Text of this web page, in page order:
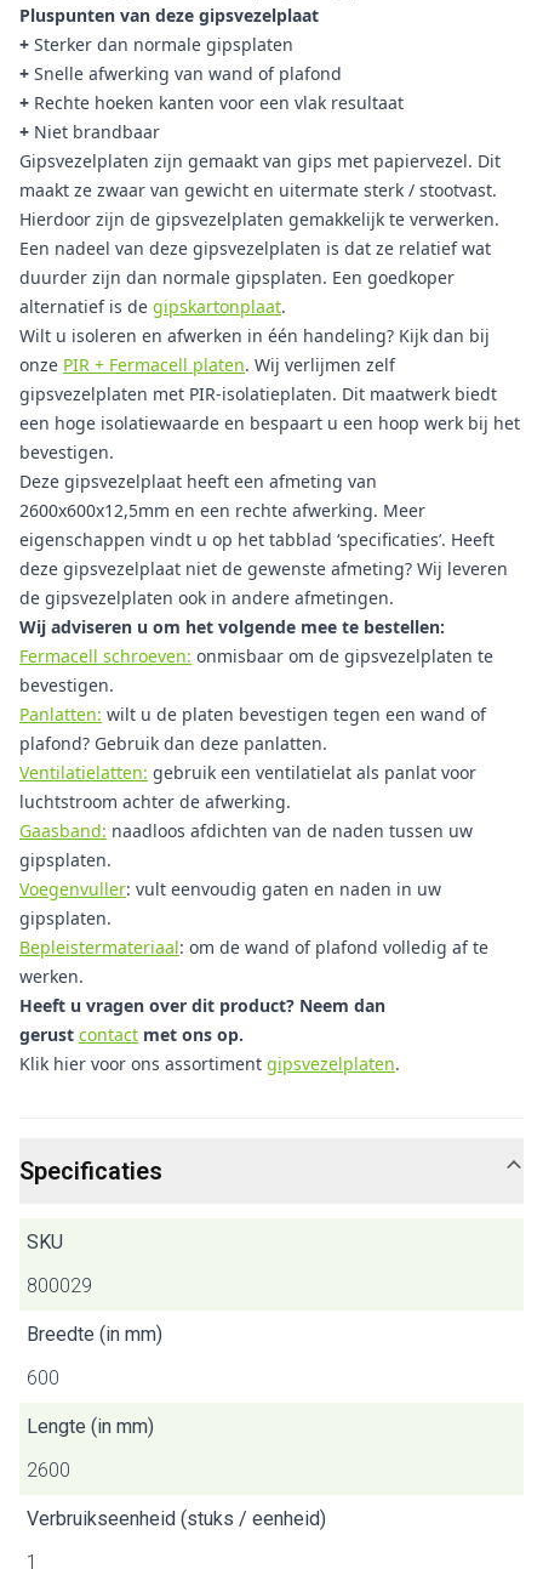
Pluspunten van deze gipsvezelplaat
+ Sterker dan normale gipsplaten
+ Snelle afwerking van wand of plafond
+ Rechte hoeken kanten voor een vlak resultaat
+ Niet brandbaar
Gipsvezelplaten zijn gemaakt van gips met papiervezel. Dit
maakt ze zwaar van gewicht en uitermate sterk / stootvast.
Hierdoor zijn de gipsvezelplaten gemakkelijk te verwerken.
Een nadeel van deze gipsvezelplaten is dat ze relatief wat
duurder zijn dan normale gipsplaten. Een goedkoper
alternatief is de gipskartonplaat.
Wilt u isoleren en afwerken in één handeling? Kijk dan bij
onze PIR + Fermacell platen. Wij verlijmen zelf
gipsvezelplaten met PIR-isolatieplaten. Dit maatwerk biedt
een hoge isolatiewaarde en bespaart u een hoop werk bij het
bevestigen.
Deze gipsvezelplaat heeft een afmeting van
2600x600x12,5mm en een rechte afwerking. Meer
eigenschappen vindt u op het tabblad ‘specificaties’. Heeft
deze gipsvezelplaat niet de gewenste afmeting? Wij leveren
de gipsvezelplaten ook in andere afmetingen.
Wij adviseren u om het volgende mee te bestellen:
Fermacell schroeven: onmisbaar om de gipsvezelplaten te
bevestigen.
Panlatten: wilt u de platen bevestigen tegen een wand of
plafond? Gebruik dan deze panlatten.
Ventilatielatten: gebruik een ventilatielat als panlat voor
luchtstroom achter de afwerking.
Gaasband: naadloos afdichten van de naden tussen uw
gipsplaten.
Voegenvuller: vult eenvoudig gaten en naden in uw
gipsplaten.
Bepleistermateriaal: om de wand of plafond volledig af te
werken.
Heeft u vragen over dit product? Neem dan
gerust contact met ons op.
Klik hier voor ons assortiment gipsvezelplaten.
Specificaties
SKU
800029
Breedte (in mm)
600
Lengte (in mm)
2600
Verbruikseenheid (stuks / eenheid)
1